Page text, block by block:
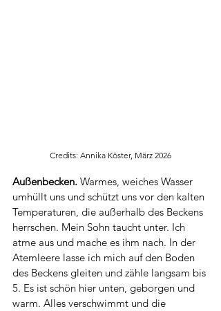
Credits: Annika Köster, März 2026
Außenbecken. Warmes, weiches Wasser
umhüllt uns und schützt uns vor den kalten
Temperaturen, die außerhalb des Beckens
herrschen. Mein Sohn taucht unter. Ich
atme aus und mache es ihm nach. In der
Atemleere lasse ich mich auf den Boden
des Beckens gleiten und zähle langsam bis
5. Es ist schön hier unten, geborgen und
warm. Alles verschwimmt und die